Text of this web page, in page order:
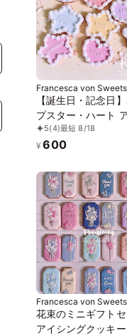
Francesca von Sweets
【誕生日・記念日
プスター・ハート
ングクッキー 1枚入
5(4)最短 8/18
¥ 600
Francesca von Sweets
花束のミニギフトセ
アイシングクッキ